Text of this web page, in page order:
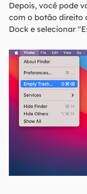
Depois, você pode
com o botão direito
Dock e selecionar